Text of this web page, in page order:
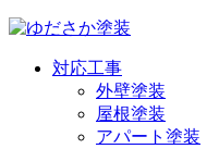
対応工事
外壁塗装
屋根塗装
アパート塗装